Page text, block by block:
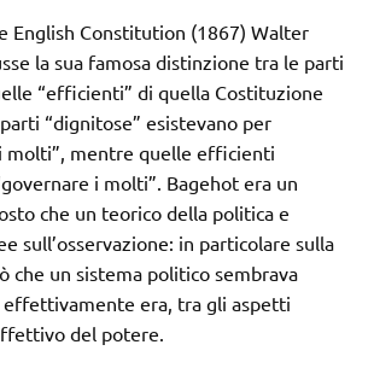
English Constitution (1867) Walter
la sua famosa distinzione tra le parti
“efficienti” di quella Costituzione
“dignitose” esistevano per
molti”, mentre quelle efficienti
i molti”. Bagehot era un
che un teorico della politica e
sull’osservazione: in particolare sulla
che un sistema politico sembrava
effettivamente era, tra gli aspetti
del potere.